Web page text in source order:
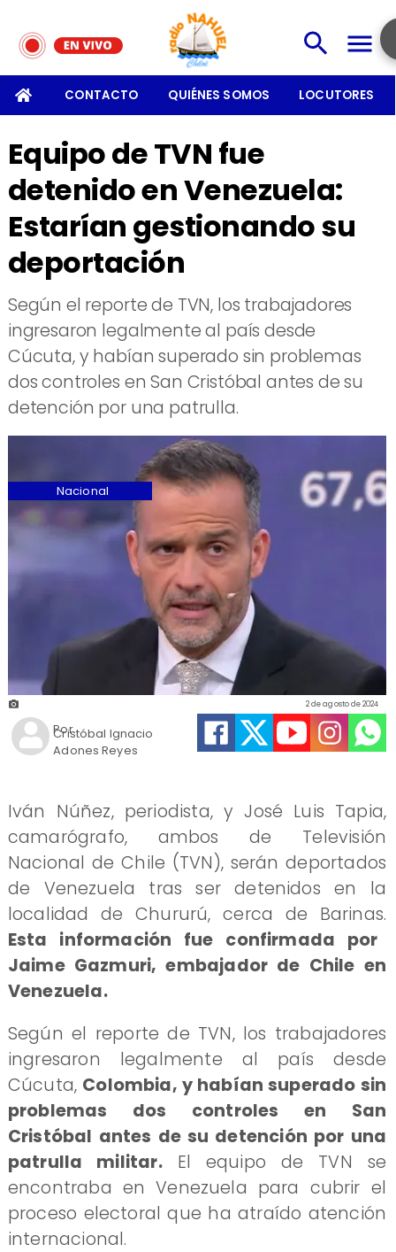
CONTACTO QUIÉNES SOMOS LOCUTORES
Equipo de TVN fue
detenido en Venezuela:
Estarían gestionando su
deportación
Según el reporte de TVN, los trabajadores
ingresaron legalmente al país desde
Cúcuta, y habían superado sin problemas
dos controles en San Cristóbal antes de su
detención por una patrulla.
Cristóbal Ignacio
Adones Reyes
2 de agosto de 2024
Nacional
Por
Iván Núñez, periodista, y José Luis Tapia,
camarógrafo, ambos de Televisión
Nacional de Chile (TVN), serán deportados
de Venezuela tras ser detenidos en la
localidad de Chururú, cerca de Barinas.
Esta información fue confirmada por
Jaime Gazmuri, embajador de Chile en
Venezuela.
Según el reporte de TVN, los trabajadores
ingresaron legalmente al país desde
Cúcuta, Colombia, y habían superado sin
problemas dos controles en San
Cristóbal antes de su detención por una
patrulla militar.El equipo de TVN se
encontraba en Venezuela para cubrir el
proceso electoral que ha atraído atención
internacional.